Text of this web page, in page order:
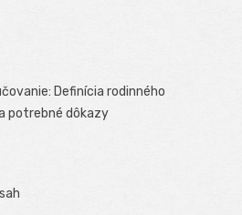
Definícia rodinného
potrebné dôkazy